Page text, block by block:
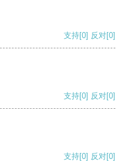
支持[0] 反对[0]
支持[0] 反对[0]
支持[0] 反对[0]